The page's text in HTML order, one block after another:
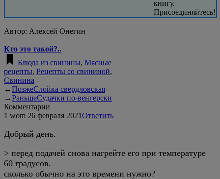
книгу.
Присоединяйтесь!
Автор: Алексей Онегин
Кто это такой?..
Блюда из свинины, Мясные
рецепты, Рецепты со свининой,
Свинина
←ПозжеСлойка свердловская
→РаньшеСудачки по-венгерски
Комментарии
1 wom 26 февраля 2021Ответить
Добрый день.
> перед подачей снова нагрейте его при температуре
60 градусов.
сколько обычно на это времени нужно?